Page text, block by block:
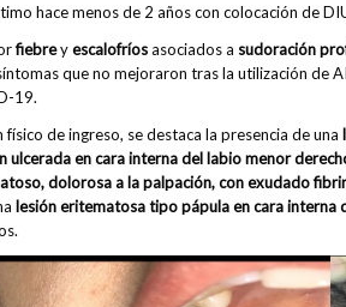
hace menos de 2 años con colocación de
fiebreyescalofríosasociados a sudoración
que no mejoraron tras la utilización de
19.
físico de ingreso, se destaca la presencia de una
ulcerada en cara interna del labio menor
dolorosa a la palpación, con exudado
lesión eritematosa tipo pápula en cara interna